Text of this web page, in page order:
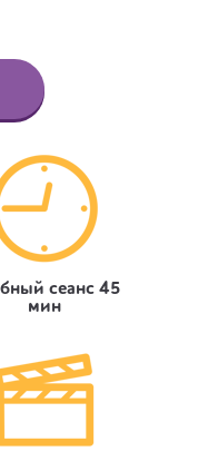
сеанс 45
мин